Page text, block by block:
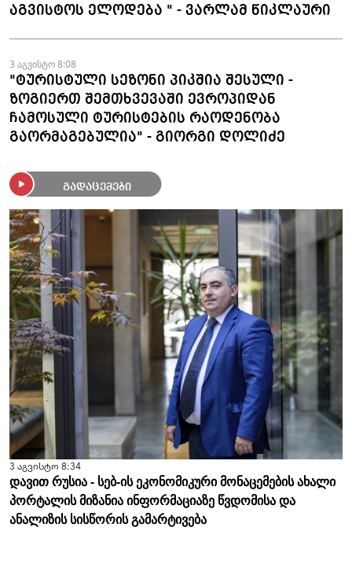
აგვისტოს ელოდება " - ვარლამ წიკლაური
3 აგვისტო 8:08
"ტურისტული სეზონი პიკშია შესული -
ზოგიერთ შემთხვევაში ევროპიდან
ჩამოსული ტურისტების რაოდენობა
გაორმაგებულია" - გიორგი დოლიძე
გადაცემები
3 აგვისტო 8:34
დავით რუსია - სებ-ის ეკონომიკური მონაცემების ახალი
პორტალის მიზანია ინფორმაციაზე წვდომისა და
ანალიზის სისწორის გამარტივება